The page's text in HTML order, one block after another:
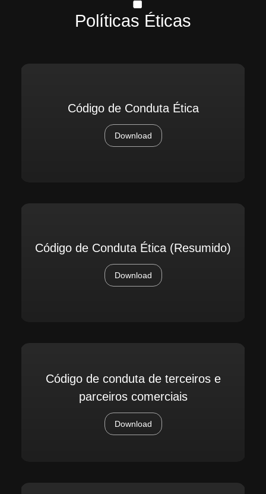
Políticas Éticas
Código de Conduta Ética
Download
Código de Conduta Ética (Resumido)
Download
Código de conduta de terceiros e
parceiros comerciais
Download